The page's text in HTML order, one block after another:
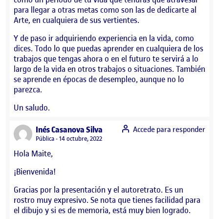
para llegar a otras metas como son las de dedicarte al
Arte, en cualquiera de sus vertientes.
Y de paso ir adquiriendo experiencia en la vida, como
dices. Todo lo que puedas aprender en cualquiera de los
trabajos que tengas ahora o en el futuro te servirá a lo
largo de la vida en otros trabajos o situaciones. También
se aprende en épocas de desempleo, aunque no lo
parezca.
Un saludo.
Inés Casanova Silva
Visibilidad:
Pública 14 octubre, 2022
Hola Maite,
¡Bienvenida!
Gracias por la presentación y el autoretrato. Es un
rostro muy expresivo. Se nota que tienes facilidad para
el dibujo y si es de memoria, está muy bien logrado.
Accede para responder